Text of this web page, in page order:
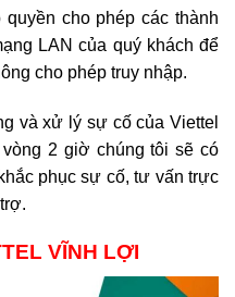
cho phép các thành
LAN của quý khách để
cho phép truy nhập.
và xử lý sự cố của Viettel
2 giờ chúng tôi sẽ có
phục sự cố, tư vấn trực
VĨNH LỢI